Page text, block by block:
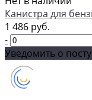
Канистра для
1 486 руб.
-
Уведомить о